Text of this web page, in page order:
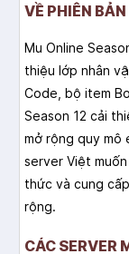
VỀ PHIÊN
Mu Online
thiệu lớp nhân
Code, bộ item
Season 12 cải
mở rộng quy mô
server Việt
thức và cung
rộng.
CÁC SERVER